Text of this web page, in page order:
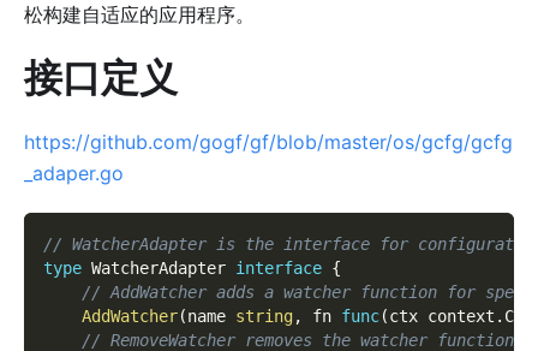
松构建自适应的应用程序。
接口定义
https://github.com/gogf/gf/blob/master/os/gcfg/gcfg
_adaper.go
// WatcherAdapter is the interface for
type WatcherAdapter interface {
// AddWatcher adds a watcher function for
AddWatcher(name string, fn func(ctx context .
// RemoveWatcher removes the watcher